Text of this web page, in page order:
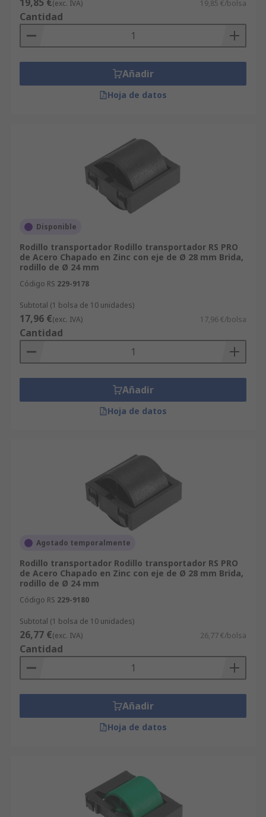
(exc. IVA) 19,85 €/bolsa
Cantidad
Añadir
Hoja de datos
Disponible
Rodillo transportador Rodillo transportador RS PRO
de Acero Chapado en Zinc con eje de Ø 28 mm Brida,
rodillo de Ø 24 mm
Código RS 229-9178
Subtotal (1 bolsa de 10 unidades)
17,96 €(exc. IVA) 17,96 €/bolsa
Cantidad
Añadir
Hoja de datos
Agotado temporalmente
Rodillo transportador Rodillo transportador RS PRO
de Acero Chapado en Zinc con eje de Ø 28 mm Brida,
rodillo de Ø 24 mm
Código RS 229-9180
Subtotal (1 bolsa de 10 unidades)
26,77 €(exc. IVA) 26,77 €/bolsa
Cantidad
Añadir
Hoja de datos